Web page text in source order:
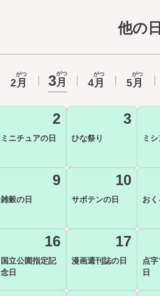
他の
2月
がつ 3月
がつ
4月
がつ
5月
がつ
2
ミニチュアの日
3
ひな祭り ミ
9
雑穀の日
10
サボテンの日 おく
16
国立公園指定記
念日
17
漫画週刊誌の日
点
日